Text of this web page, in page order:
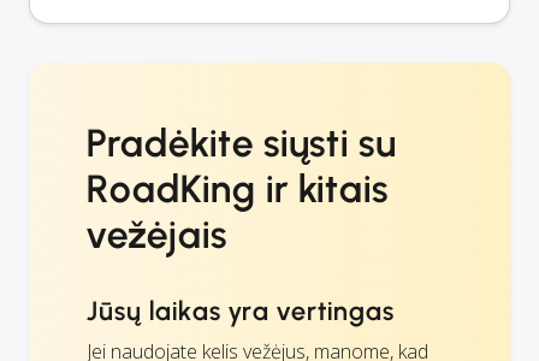
Pradėkite siųsti su
RoadKing ir kitais
vežėjais
Jūsų laikas yra vertingas
Jei naudojate kelis vežėjus, manome, kad